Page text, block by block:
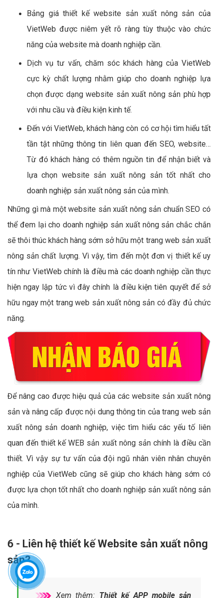
Bảng giá thiết kế website sản xuất nông sản của
VietWeb được niêm yết rõ ràng tùy thuộc vào chức
năng của website mà doanh nghiệp cần.
Dịch vụ tư vấn, chăm sóc khách hàng của VietWeb
cực kỳ chất lượng nhằm giúp cho doanh nghiệp lựa
chọn được dạng website sản xuất nông sản phù hợp
với nhu cầu và điều kiện kinh tế.
Đến với VietWeb, khách hàng còn có cơ hội tìm hiểu tất
tần tật những thông tin liên quan đến SEO, website…
Từ đó khách hàng có thêm nguồn tin để nhận biết và
lựa chọn website sản xuất nông sản tốt nhất cho
doanh nghiệp sản xuất nông sản của mình.
Những gì mà một website sản xuất nông sản chuẩn SEO có
thể đem lại cho doanh nghiệp sản xuất nông sản chắc chắn
sẽ thôi thúc khách hàng sớm sở hữu một trang web sản xuất
nông sản chất lượng. Vì vậy, tìm đến một đơn vị thiết kế uy
tín như VietWeb chính là điều mà các doanh nghiệp cần thực
hiện ngay lập tức vì đây chính là điều kiện tiên quyết để sở
hữu ngay một trang web sản xuất nông sản có đầy đủ chức
năng.
Để nâng cao được hiệu quả của các website sản xuất nông
sản và nâng cấp được nội dung thông tin của trang web sản
xuất nông sản doanh nghiệp, việc tìm hiểu các yếu tố liên
quan đến thiết kế WEB sản xuất nông sản chính là điều cần
thiết. Vì vậy sự tư vấn của đội ngũ nhân viên nhân chuyên
nghiệp của VietWeb cũng sẽ giúp cho khách hàng sớm có
được lựa chọn tốt nhất cho doanh nghiệp sản xuất nông sản
của mình.
6 - Liên hệ thiết kế Website sản xuất nông
sản?
Xem thêm: Thiết kế APP mobile sản